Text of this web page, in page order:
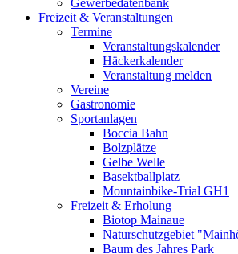
Gewerbedatenbank
Freizeit & Veranstaltungen
Termine
Veranstaltungskalender
Häckerkalender
Veranstaltung melden
Vereine
Gastronomie
Sportanlagen
Boccia Bahn
Bolzplätze
Gelbe Welle
Basektballplatz
Mountainbike-Trial GH1
Freizeit & Erholung
Biotop Mainaue
Naturschutzgebiet
Baum des Jahres Park